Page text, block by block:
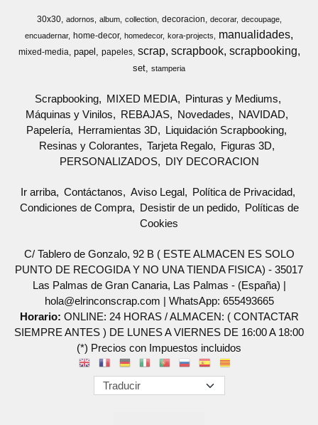
30x30 adornos album collection decoracion decorar
decoupage
encuadernar
home-decor homedecor kora-projects manualidades
mixed-media papel papeles scrap scrapbook scrapbooking
set stamperia
Scrapbooking MIXED MEDIA
Pinturas y Mediums
Máquinas y Vinilos
REBAJAS Novedades
NAVIDAD
Papelería
Herramientas 3D
Liquidación Scrapbooking
Resinas y Colorantes
Tarjeta Regalo
Figuras 3D
PERSONALIZADOS
DIY DECORACION
Ir arriba Contáctanos Aviso Legal
Política de Privacidad
Condiciones de Compra
Desistir de un pedido
Políticas de
Cookies
C/ Tablero de Gonzalo, 92 B ( ESTE ALMACEN ES SOLO
PUNTO DE RECOGIDA Y NO UNA TIENDA FISICA) - 35017
Las Palmas de Gran Canaria, Las Palmas - (España) |
hola@elrinconscrap.com | WhatsApp: 655493665
Horario: ONLINE: 24 HORAS / ALMACEN: ( CONTACTAR
SIEMPRE ANTES ) DE LUNES A VIERNES DE 16:00 A 18:00
(*) Precios con Impuestos incluidos